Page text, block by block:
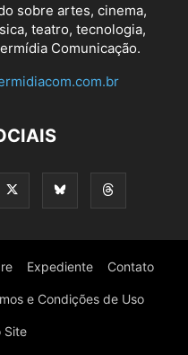
sobre artes, cinema,
teatro, tecnologia,
Comunicação.
Expediente Contato
e Condições de Uso
Site